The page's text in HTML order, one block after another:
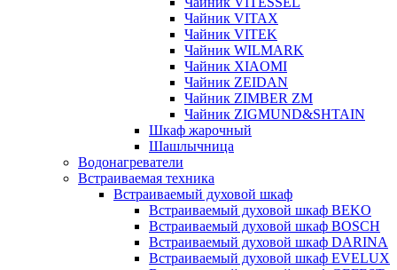
Чайник VITAX
Чайник VITEK
Чайник WILMARK
Чайник XIAOMI
Чайник ZEIDAN
Чайник ZIMBER ZM
Чайник ZIGMUND&SHTAIN
Шкаф жарочный
Шашлычница
Водонагреватели
Встраиваемая техника
Встраиваемый духовой шкаф
Встраиваемый духовой шкаф BEKO
Встраиваемый духовой шкаф BOSCH
Встраиваемый духовой шкаф DARINA
Встраиваемый духовой шкаф EVELUX